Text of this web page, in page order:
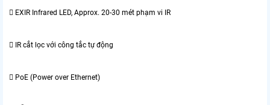
 EXIR Infrared LED, Approx. 20-30 mét phạm vi IR
 IR cắt lọc với công tắc tự động
 PoE (Power over Ethernet)